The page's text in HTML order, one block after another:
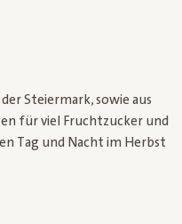
Steiermark, sowie aus
für viel Fruchtzucker und
Tag und Nacht im Herbst